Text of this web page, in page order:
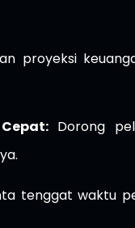
proyeksi
Dorong
tenggat waktu